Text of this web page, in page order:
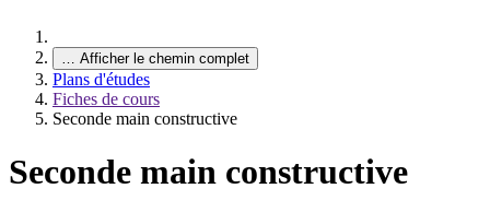
… Afficher le chemin complet
Plans d'études
Fiches de cours
Seconde main constructive
Seconde main constructive